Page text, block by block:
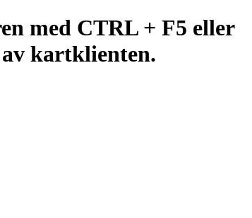
med CTRL + F5 eller
kartklienten.